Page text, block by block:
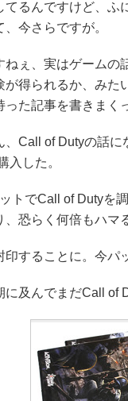
るんですけど、ふ
今さらですが。
ぇ、実はゲームの
が得られるか、み
た記事を書きまく
Call of Dutyの話
入した。
でCall of Dutyを調
恐らく何倍もハマ
することに。今パ
及んでまだCall of